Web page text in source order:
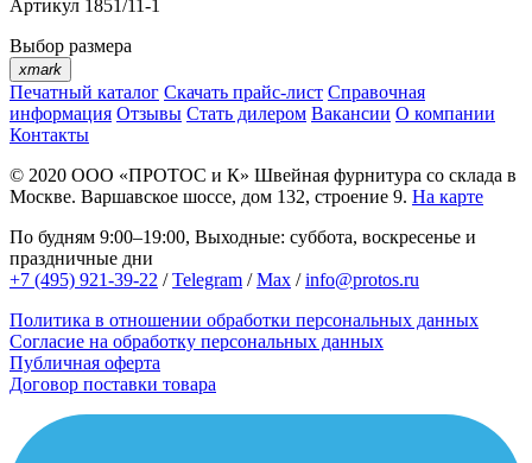
Артикул 1851/11-1
Выбор размера
xmark
Печатный каталог Скачать прайс-лист Справочная
информация Отзывы Стать дилером Вакансии О компании
Контакты
© 2020 ООО «ПРОТОС и К» Швейная фурнитура со склада в
Москве. Варшавское шоссе, дом 132, строение 9. На карте
По будням 9:00–19:00, Выходные: суббота, воскресенье и
праздничные дни
+7 (495) 921-39-22 /Telegram /Max /info@protos.ru
Политика в отношении обработки персональных данных
Согласие на обработку персональных данных
Публичная оферта
Договор поставки товара